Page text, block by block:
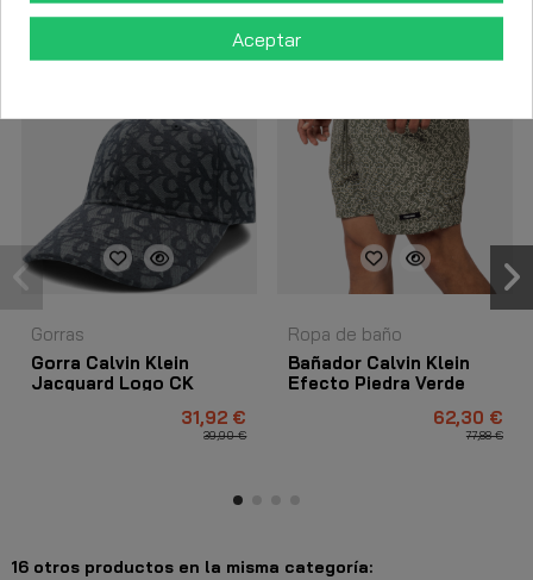
compraron:
Gorras
Gorra Calvin Klein
Jacquard Logo CK
31,92 €
39,90 €
Ropa de baño
Bañador Calvin Klein
Efecto Piedra Verde
62,30 €
77,88 €
16 otros productos en la misma categoría:
Aceptar